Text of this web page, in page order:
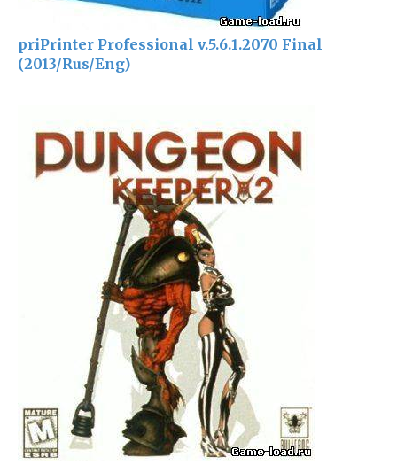
priPrinter Professional v.5.6.1.2070 Final
(2013/Rus/Eng)